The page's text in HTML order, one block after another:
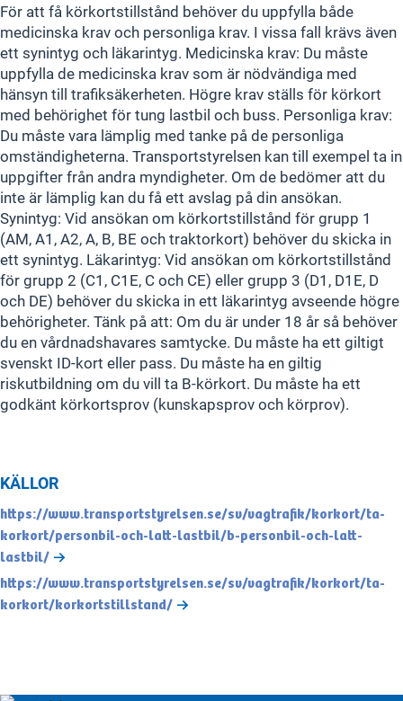
För att få körkortstillstånd behöver du uppfylla både
medicinska krav och personliga krav. I vissa fall krävs även
ett synintyg och läkarintyg. Medicinska krav: Du måste
uppfylla de medicinska krav som är nödvändiga med
hänsyn till trafiksäkerheten. Högre krav ställs för körkort
med behörighet för tung lastbil och buss. Personliga krav:
Du måste vara lämplig med tanke på de personliga
omständigheterna. Transportstyrelsen kan till exempel ta in
uppgifter från andra myndigheter. Om de bedömer att du
inte är lämplig kan du få ett avslag på din ansökan.
Synintyg: Vid ansökan om körkortstillstånd för grupp 1
(AM, A1, A2, A, B, BE och traktorkort) behöver du skicka in
ett synintyg. Läkarintyg: Vid ansökan om körkortstillstånd
för grupp 2 (C1, C1E, C och CE) eller grupp 3 (D1, D1E, D
och DE) behöver du skicka in ett läkarintyg avseende högre
behörigheter. Tänk på att: Om du är under 18 år så behöver
du en vårdnadshavares samtycke. Du måste ha ett giltigt
svenskt ID-kort eller pass. Du måste ha en giltig
riskutbildning om du vill ta B-körkort. Du måste ha ett
godkänt körkortsprov (kunskapsprov och körprov).
KÄLLOR
https://www.transportstyrelsen.se/sv/vagtrafik/korkort/ta-
korkort/personbil-och-latt-lastbil/b-personbil-och-latt-
lastbil/
https://www.transportstyrelsen.se/sv/vagtrafik/korkort/ta-
korkort/korkortstillstand/